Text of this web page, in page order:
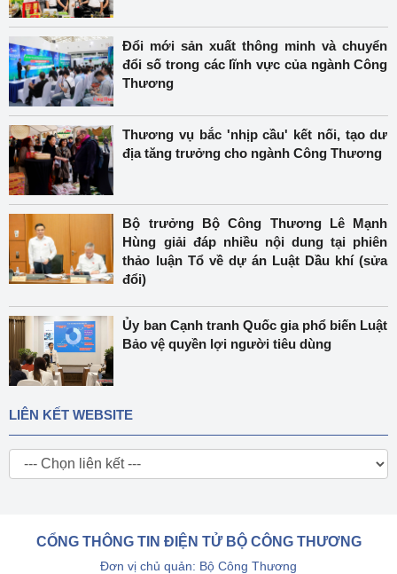
Đổi mới sản xuất thông minh và chuyển
đổi số trong các lĩnh vực của ngành Công
Thương
Thương vụ bắc 'nhịp cầu' kết nối, tạo dư
địa tăng trưởng cho ngành Công Thương
Bộ trưởng Bộ Công Thương Lê Mạnh
Hùng giải đáp nhiều nội dung tại phiên
thảo luận Tổ về dự án Luật Dầu khí (sửa
đổi)
Ủy ban Cạnh tranh Quốc gia phổ biến Luật
Bảo vệ quyền lợi người tiêu dùng
LIÊN KẾT WEBSITE
CỔNG THÔNG TIN ĐIỆN TỬ BỘ CÔNG THƯƠNG
Đơn vị chủ quản: Bộ Công Thương